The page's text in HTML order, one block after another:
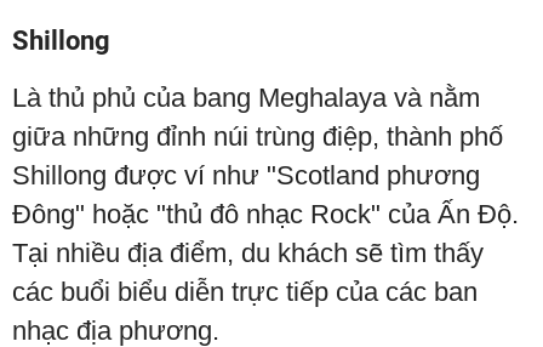
Shillong
Là thủ phủ của bang Meghalaya và nằm
giữa những đỉnh núi trùng điệp, thành phố
Shillong được ví như "Scotland phương
Đông" hoặc "thủ đô nhạc Rock" của Ấn Độ.
Tại nhiều địa điểm, du khách sẽ tìm thấy
các buổi biểu diễn trực tiếp của các ban
nhạc địa phương.